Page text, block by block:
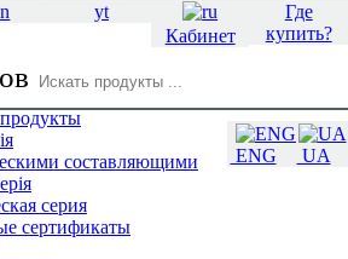
Где
купить?
UA
ENG
yt
Кабинет
составляющими
серия
сертификаты